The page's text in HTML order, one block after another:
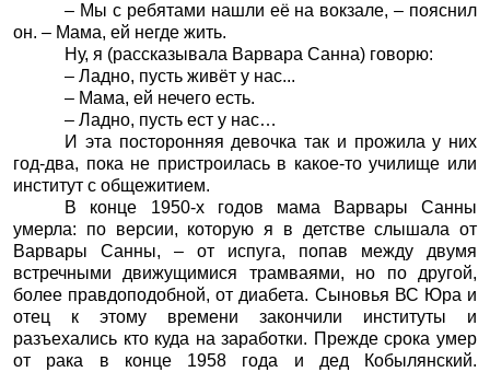
– Мы с ребятами нашли её на вокзале, – пояснил
он. – Мама, ей негде жить.
Ну, я (рассказывала Варвара Санна) говорю:
– Ладно, пусть живёт у нас...
– Мама, ей нечего есть.
– Ладно, пусть ест у нас…
И эта посторонняя девочка так и прожила у них
год-два, пока не пристроилась в какое-то училище или
институт с общежитием.
В конце 1950-х годов мама Варвары Санны
умерла: по версии, которую я в детстве слышала от
Варвары Санны, – от испуга, попав между двумя
встречными движущимися трамваями, но по другой,
более правдоподобной, от диабета. Сыновья ВС Юра и
отец к этому времени закончили институты и
разъехались кто куда на заработки. Прежде срока умер
от рака в конце 1958 года и дед Кобылянский.